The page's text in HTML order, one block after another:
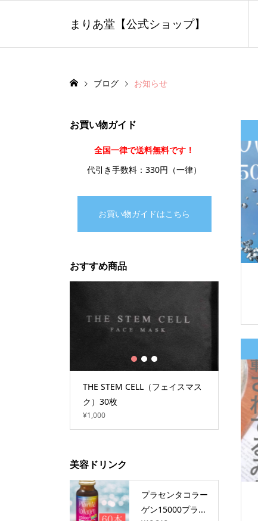
まりあ堂【公式ショップ】
ブログ お知らせ
お買い物ガイド
全国一律で送料無料です！
代引き手数料：330円（一律）
お買い物ガイドはこちら
おすすめ商品
STEM CELL（フェイスマス
プラセンタコラーゲン15000プ
1 2 3
美容ドリンク
プラセンタコラー
ゲン15000プラ...